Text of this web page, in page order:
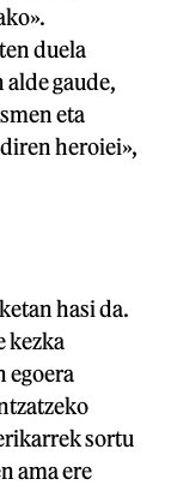
duela
gaude,
eta
heroiei»,
hasi da.
kezka
egoera
sortu
ama ere